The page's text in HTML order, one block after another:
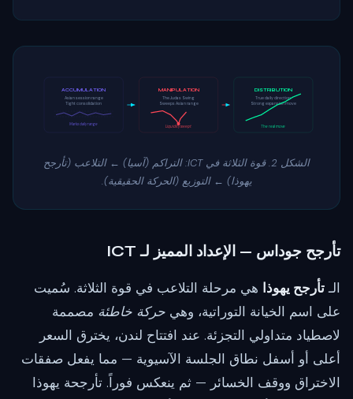
ACCUMULATION
Asian session range
Tight consolidation
Marks daily range
MANIPULATION
The Judas Swing
Sweeps Asian range
Liquidity swept
DISTRIBUTION
True daily direction
Strong expansion move
The real move
الشكل 2. قوة الثلاثة في ICT: التراكم (آسيا) ← التلاعب (تأرجح
يهوذا) ← التوزيع (الحركة الحقيقية).
تأرجح جوداس — الإعداد المميز لـ ICT
الـتأرجح يهوذا هي مرحلة التلاعب في قوة الثلاثة. سُميت
على اسم الخيانة التوراتية، وهي حركة خاطئة مصممة
لاصطياد متداولي التجزئة. عند افتتاح لندن، يخترق السعر
أعلى أو أسفل نطاق الجلسة الآسيوية — مما يفعل صفقات
الاختراق ووقف الخسائر — ثم ينعكس فوراً. تأرجحة يهوذا